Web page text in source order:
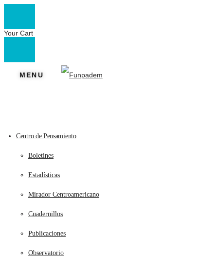
Your Cart
MENU
Centro de Pensamiento
Boletines
Estadísticas
Mirador Centroamericano
Cuadernillos
Publicaciones
Observatorio